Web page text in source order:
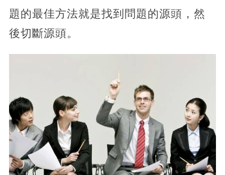
題的最佳方法就是找到問題的源頭，然
後切斷源頭。